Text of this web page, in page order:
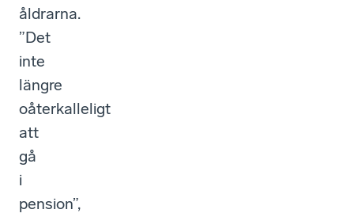
åldrarna.
”Det
inte
längre
oåterkalleligt
att
gå
i
pension”,